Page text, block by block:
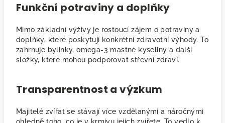
Funkční potraviny a doplňky
Mimo základní výživy je rostoucí zájem o potraviny a
doplňky, které poskytují konkrétní zdravotní výhody. To
zahrnuje bylinky, omega-3 mastné kyseliny a další
složky, které mohou podporovat střevní zdraví.
Transparentnost a výzkum
Majitelé zvířat se stávají více vzdělanými a náročnými